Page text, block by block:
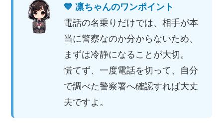
💙 凛ちゃんのワンポイント
電話の名乗りだけでは、相手が本
当に警察なのか分からないため、
まずは冷静になることが大切。
慌てず、一度電話を切って、自分
で調べた警察署へ確認すれば大丈
夫ですよ。